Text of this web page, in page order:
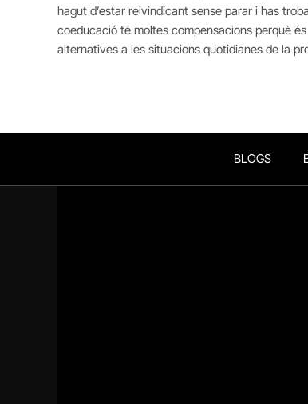
hagut d’estar reivindicant sense parar i has
coeducació té moltes compensacions perquè
alternatives a les situacions quotidianes de la
BLOGS